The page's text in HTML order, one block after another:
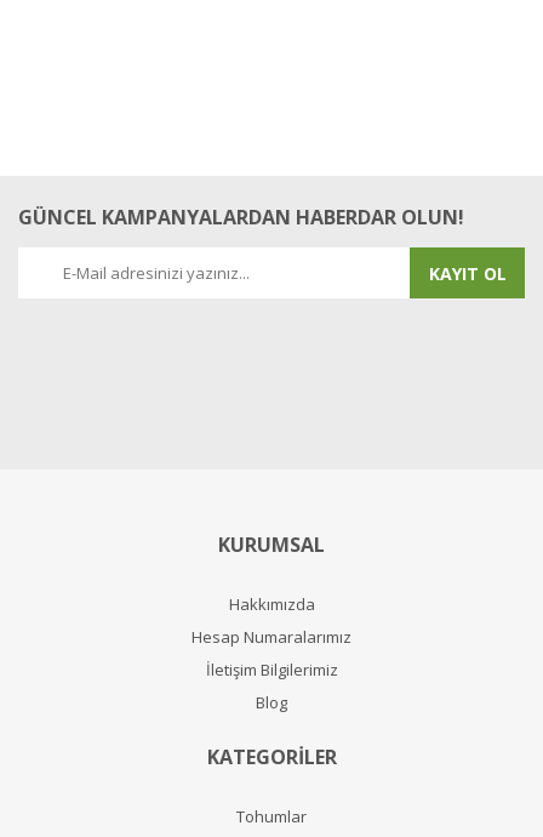
GÜNCEL KAMPANYALARDAN HABERDAR OLUN!
KAYIT OL
KURUMSAL
Hakkımızda
Hesap Numaralarımız
İletişim Bilgilerimiz
Blog
KATEGORİLER
Tohumlar